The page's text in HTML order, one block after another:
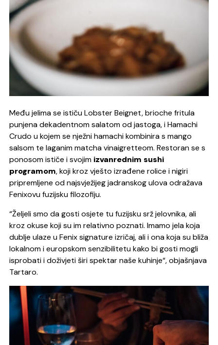
Među jelima se ističu Lobster Beignet, brioche fritula
punjena dekadentnom salatom od jastoga, i Hamachi
Crudo u kojem se nježni hamachi kombinira s mango
salsom te laganim matcha vinaigretteom. Restoran se s
ponosom ističe i svojim izvanrednim sushi
programom, koji kroz vješto izrađene rolice i nigiri
pripremljene od najsvježijeg jadranskog ulova odražava
Fenixovu fuzijsku filozofiju.
“Željeli smo da gosti osjete tu fuzijsku srž jelovnika, ali
kroz okuse koji su im relativno poznati. Imamo jela koja
dublje ulaze u Fenix signature izričaj, ali i ona koja su bliža
lokalnom i europskom senzibilitetu kako bi gosti mogli
isprobati i doživjeti širi spektar naše kuhinje“, objašnjava
Tartaro.